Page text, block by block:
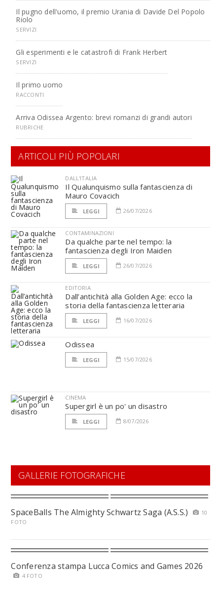
Il pugno dell'uomo, il premio Urania di Davide Del Popolo
Riolo
SERVIZI
Gli esperimenti e le catastrofi di Frank Herbert
SERVIZI
Il primo uomo
RACCONTI
Arriva Odissea Argento: brevi romanzi di grandi autori
RUBRICHE
ARTICOLI PIÙ POPOLARI
DALL'ITALIA
Il Qualunquismo sulla fantascienza di
Mauro Covacich
LEGGI 26/07/2026
CONTAMINAZIONI
Da qualche parte nel tempo: la
fantascienza degli Iron Maiden
LEGGI 26/07/2026
EDITORIA
Dall’antichità alla Golden Age: ecco la
storia della fantascienza letteraria
LEGGI 16/07/2026
Odissea
LEGGI 15/07/2026
CINEMA
Supergirl è un po' un disastro
LEGGI 8/07/2026
GALLERIE FOTOGRAFICHE
SpaceBalls The Almighty Schwartz Saga (A.S.S.)
10
FOTO
Conferenza stampa Lucca Comics and Games 2026
4 FOTO